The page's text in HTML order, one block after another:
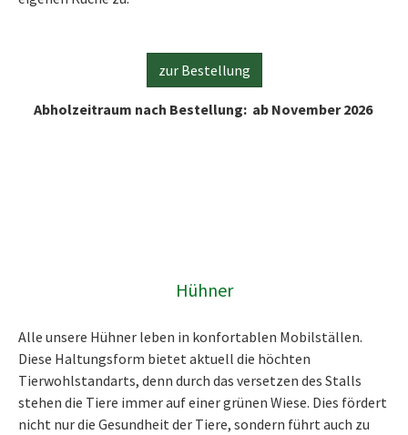
zur Bestellung
Abholzeitraum nach Bestellung: ab November 2026
Hühner
Alle unsere Hühner leben in konfortablen Mobilställen.
Diese Haltungsform bietet aktuell die höchten
Tierwohlstandarts, denn durch das versetzen des Stalls
stehen die Tiere immer auf einer grünen Wiese. Dies fördert
nicht nur die Gesundheit der Tiere, sondern führt auch zu